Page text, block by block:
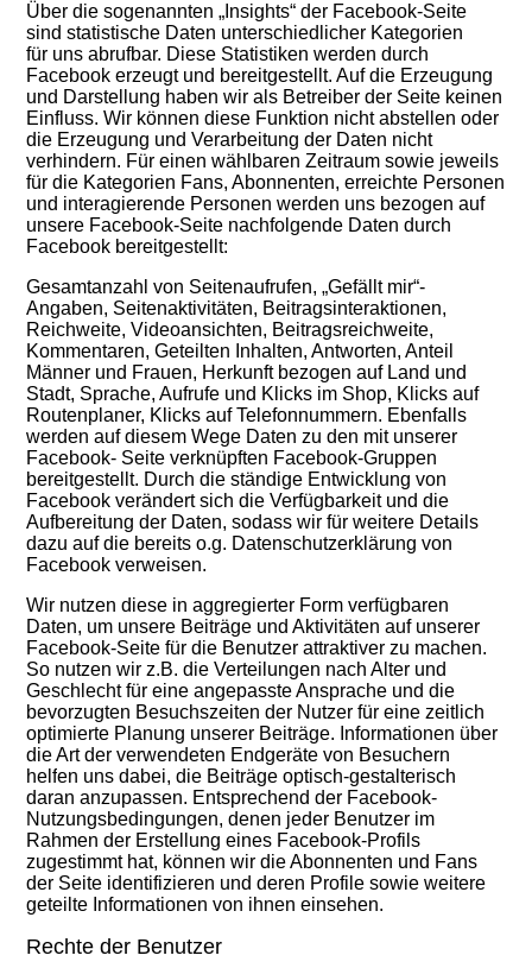
Über die sogenannten „Insights“ der Facebook-Seite
sind statistische Daten unterschiedlicher Kategorien
für unsabrufbar. Diese Statistiken werden durch
Facebook erzeugt und bereitgestellt. Auf die Erzeugung
und Darstellung haben wir als Betreiber der Seite keinen
Einfluss. Wir können diese Funktion nicht abstellen oder
die Erzeugung und Verarbeitung der Daten nicht
verhindern. Für einen wählbaren Zeitraum sowie jeweils
für die Kategorien Fans, Abonnenten, erreichte Personen
und interagierende Personen werden uns bezogen auf
unsere Facebook-Seite nachfolgende Daten durch
Facebook bereitgestellt:
Gesamtanzahl von Seitenaufrufen, „Gefällt mir“-
Angaben, Seitenaktivitäten, Beitragsinteraktionen,
Reichweite, Videoansichten, Beitragsreichweite,
Kommentaren, Geteilten Inhalten, Antworten, Anteil
Männer und Frauen, Herkunft bezogen auf Land und
Stadt, Sprache, Aufrufe und Klicks im Shop, Klicks auf
Routenplaner, Klicks auf Telefonnummern. Ebenfalls
werden auf diesem Wege Daten zu den mit unserer
Facebook- Seite verknüpften Facebook-Gruppen
bereitgestellt. Durch die ständige Entwicklung von
Facebook verändert sich die Verfügbarkeit und die
Aufbereitung der Daten, sodasswirfür weitere Details
dazu auf die bereits o.g. Datenschutzerklärung von
Facebook verweisen.
Wir nutzendiese in aggregierter Form verfügbaren
Daten, um unsere Beiträge und Aktivitäten auf unserer
Facebook-Seite für die Benutzer attraktiver zu machen.
So nutzen wir z.B. die Verteilungen nach Alter und
Geschlecht für eine angepasste Ansprache und die
bevorzugten Besuchszeiten der Nutzer für eine zeitlich
optimierte Planung unserer Beiträge. Informationen über
die Art der verwendeten Endgeräte von Besuchern
helfen unsdabei, die Beiträge optisch-gestalterisch
daran anzupassen. Entsprechend der Facebook-
Nutzungsbedingungen, denen jeder Benutzer im
Rahmen der Erstellung eines Facebook-Profils
zugestimmt hat, können wir die Abonnenten und Fans
der Seite identifizieren und deren Profile sowie weitere
geteilte Informationen von ihnen einsehen.
Rechte der Benutzer